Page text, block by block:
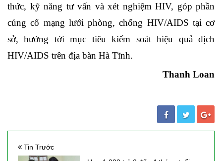
thức, kỹ năng tư vấn và xét nghiệm HIV, góp phần
củng cố mạng lưới phòng, chống HIV/AIDS tại cơ
sở, hướng tới mục tiêu kiểm soát hiệu quả dịch
HIV/AIDS trên địa bàn Hà Tĩnh.
Thanh Loan
Tin Trước